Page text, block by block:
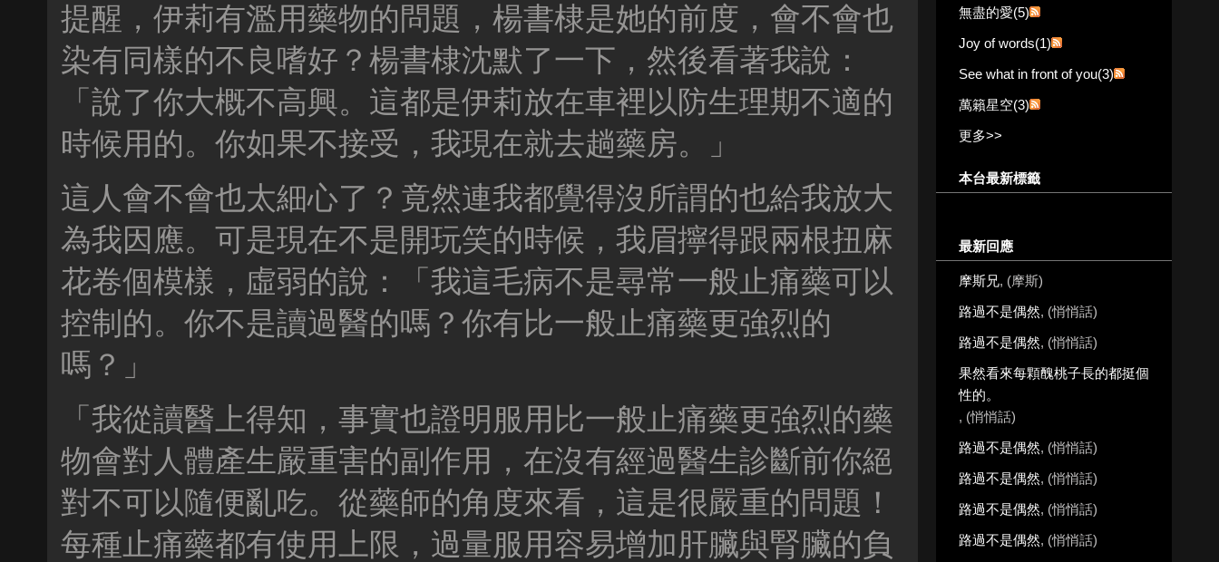
提醒，伊莉有濫用藥物的問題，楊書棣是她的前度，會不會也
染有同樣的不良嗜好？楊書棣沈默了一下，然後看著我說：
「說了你大概不高興。這都是伊莉放在車裡以防生理期不適的
時候用的。你如果不接受，我現在就去趟藥房。」
這人會不會也太細心了？竟然連我都覺得沒所謂的也給我放大
為我因應。可是現在不是開玩笑的時候，我眉擰得跟兩根扭麻
花卷個模樣，虛弱的說：「我這毛病不是尋常一般止痛藥可以
控制的。你不是讀過醫的嗎？你有比一般止痛藥更強烈的
嗎？」
「我從讀醫上得知，事實也證明服用比一般止痛藥更強烈的藥
物會對人體產生嚴重害的副作用，在沒有經過醫生診斷前你絕
對不可以隨便亂吃。從藥師的角度來看，這是很嚴重的問題！
每種止痛藥都有使用上限，過量服用容易增加肝臟與腎臟的負
無盡的愛(5)
Joy of words(1)
See what in front of you(3)
萬籟星空(3)
更多>>
本台最新標籤
最新回應
摩斯兄, (摩斯)
路過不是偶然, (悄悄話)
路過不是偶然, (悄悄話)
果然看來每顆醜桃子長的都挺個
性的。
, (悄悄話)
路過不是偶然, (悄悄話)
路過不是偶然, (悄悄話)
路過不是偶然, (悄悄話)
路過不是偶然, (悄悄話)